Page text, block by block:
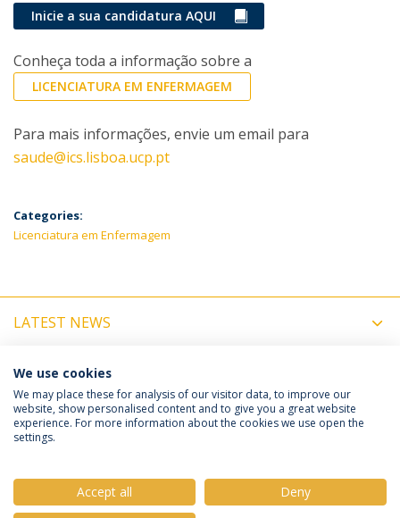
Inicie a sua candidatura AQUI
Conheça toda a informação sobre a
LICENCIATURA EM ENFERMAGEM
Para mais informações, envie um email para
saude@ics.lisboa.ucp.pt
Categories:
Licenciatura em Enfermagem
LATEST NEWS
UPCOMING EVENTS
Política de Privacidade
Termos e Condições
We use cookies
We may place these for analysis of our visitor data, to improve our
website, show personalised content and to give you a great website
experience. For more information about the cookies we use open the
settings.
Accept all
Deny